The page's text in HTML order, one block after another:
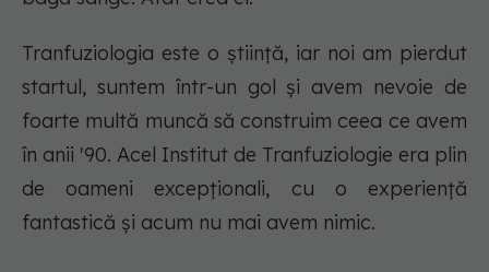
Tranfuziologia este o știință, iar noi am pierdut
startul, suntem într-un gol și avem nevoie de
foarte multă muncă să construim ceea ce avem
în anii '90. Acel Institut de Tranfuziologie era plin
de oameni excepționali, cu o experiență
fantastică și acum nu mai avem nimic.